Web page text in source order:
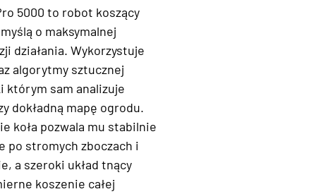
5000 to robot koszący
o maksymalnej
działania. Wykorzystuje
algorytmy sztucznej
sam analizuje
dokładną mapę ogrodu.
koła pozwala mu stabilnie
po stromych zboczach i
a szeroki układ tnący
koszenie całej